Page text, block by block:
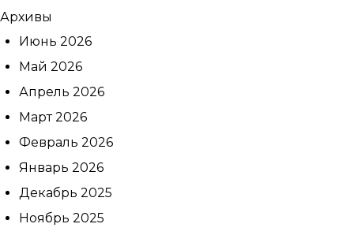
Архивы
Июнь 2026
Май 2026
Апрель 2026
Март 2026
Февраль 2026
Январь 2026
Декабрь 2025
Ноябрь 2025